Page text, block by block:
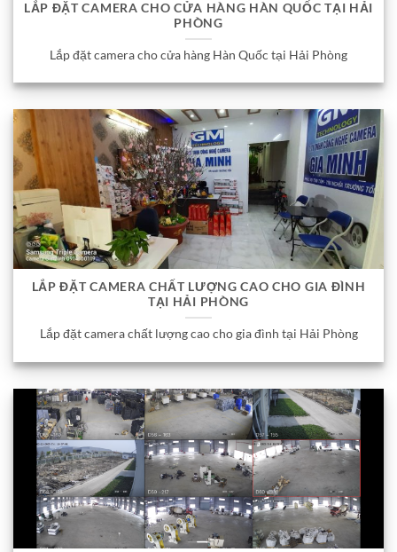
LẮP ĐẶT CAMERA CHO CỬA HÀNG HÀN QUỐC TẠI HẢI
PHÒNG
Lắp đặt camera cho cửa hàng Hàn Quốc tại Hải Phòng
LẮP ĐẶT CAMERA CHẤT LƯỢNG CAO CHO GIA ĐÌNH
TẠI HẢI PHÒNG
Lắp đặt camera chất lượng cao cho gia đình tại Hải Phòng